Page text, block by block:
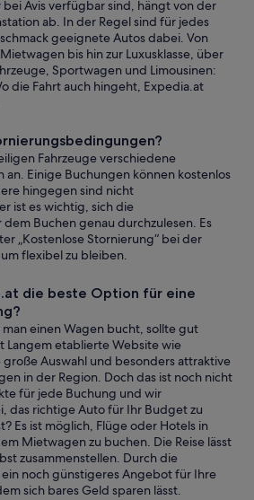
Avis verfügbar sind, hängt von der
ab. In der Regel sind für jedes
geeignete Autos dabei. Von
bis hin zur Luxusklasse, über
Sportwagen und Limousinen:
die Fahrt auch hingeht, Expedia.at
Fahrzeuge verschiedene
Einige Buchungen können kostenlos
hingegen sind nicht
ist es wichtig, sich die
Buchen genau durchzulesen. Es
„Kostenlose Stornierung“ bei der
flexibel zu bleiben.
die beste Option für eine
einen Wagen bucht, sollte gut
Langem etablierte Website wie
Auswahl und besonders attraktive
in der Region. Doch das ist noch nicht
für jede Buchung und wir
das richtige Auto für Ihr Budget zu
Es ist möglich, Flüge oder Hotels in
Mietwagen zu buchen. Die Reise lässt
zusammenstellen. Durch die
noch günstigeres Angebot für Ihre
sich bares Geld sparen lässt.